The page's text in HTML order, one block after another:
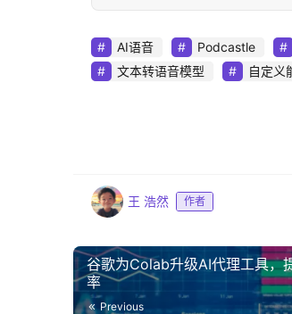
AI语音 Podcastle
文本转语音模型
自定义
王 浩然 作者
谷歌为Colab升级AI代理工具，
率‌
Previous